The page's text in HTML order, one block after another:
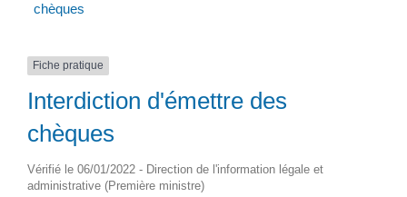
chèques
Fiche pratique
Interdiction d'émettre des
chèques
Vérifié le 06/01/2022 - Direction de l'information légale et
administrative (Première ministre)